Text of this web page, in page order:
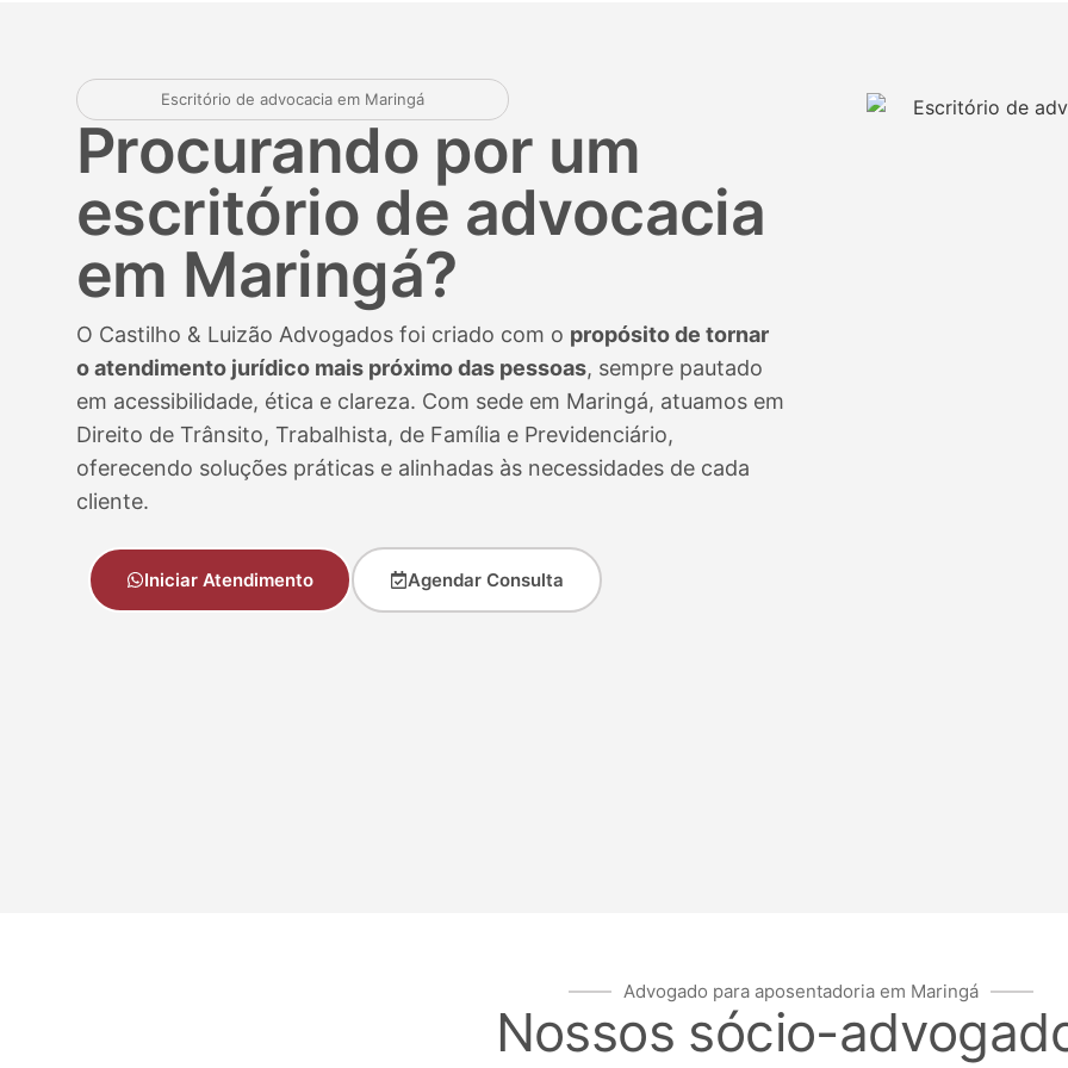
Escritório de advocacia em Maringá
Procurando por um
escritório de advocacia
em Maringá?
O Castilho & Luizão Advogados foi criado com o propósito de tornar
o atendimento jurídico mais próximo das pessoas, sempre pautado
em acessibilidade, ética e clareza. Com sede em Maringá, atuamos em
Direito de Trânsito, Trabalhista, de Família e Previdenciário,
oferecendo soluções práticas e alinhadas às necessidades de cada
cliente.
Iniciar Atendimento Agendar Consulta
Advogado para aposentadoria em Maringá
Nossos sócio-